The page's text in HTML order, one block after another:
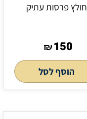
חולץ פרסות עתיק
₪150
הוסף לסל